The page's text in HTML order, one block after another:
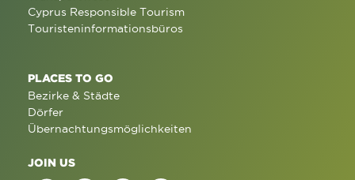
Cyprus Responsible Tourism
Touristeninformationsbüros
PLACES TO GO
Bezirke & Städte
Dörfer
Übernachtungsmöglichkeiten
JOIN US